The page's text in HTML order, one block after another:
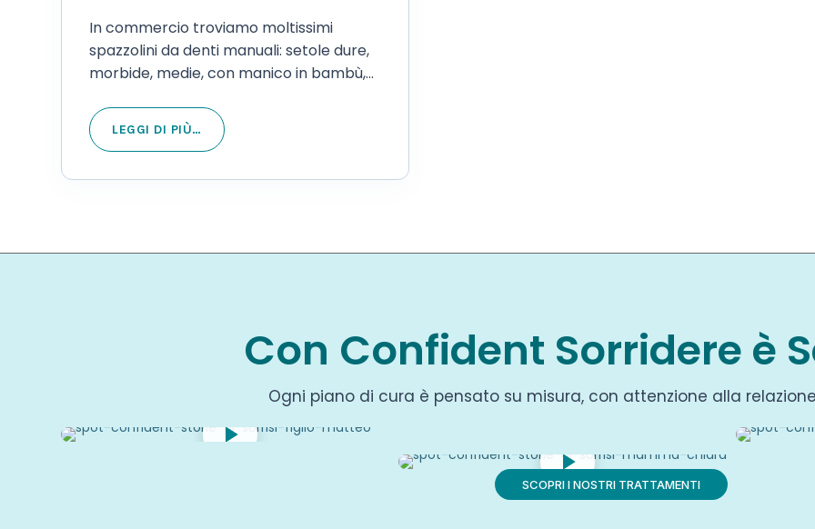
In commercio troviamo moltissimi
spazzolini da denti manuali: setole dure,
morbide, medie, con manico in bambù,
spazzolino da denti manuale corretto?
Come sempre abbiamo rivolto la
maniera…
LEGGI DI PIÙ…
Con Confident Sorridere è
Ogni piano di cura è pensato su misura, con attenzione alla
SCOPRI I NOSTRI TRATTAMENTI